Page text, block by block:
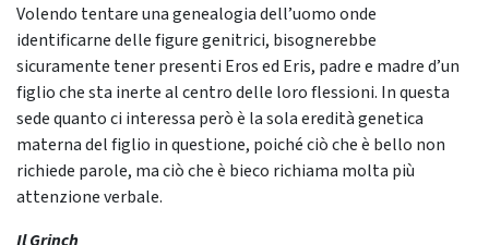
Volendo tentare una genealogia dell’uomo onde
identificarne delle figure genitrici, bisognerebbe
sicuramente tener presenti Eros ed Eris, padre e madre d’un
figlio che sta inerte al centro delle loro flessioni. In questa
sede quanto ci interessa però è la sola eredità genetica
materna del figlio in questione, poiché ciò che è bello non
richiede parole, ma ciò che è bieco richiama molta più
attenzione verbale.
Il Grinch